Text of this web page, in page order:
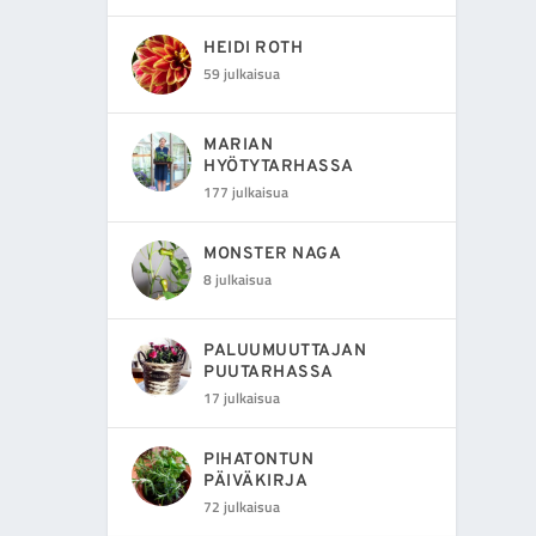
HEIDI ROTH
59 julkaisua
MARIAN
HYÖTYTARHASSA
177 julkaisua
MONSTER NAGA
8 julkaisua
PALUUMUUTTAJAN
PUUTARHASSA
17 julkaisua
PIHATONTUN
PÄIVÄKIRJA
72 julkaisua